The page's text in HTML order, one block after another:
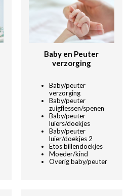
Baby en Peuter
verzorging
Baby/peuter
verzorging
Baby/peuter
zuigflessen/spenen
Baby/peuter
luiers/doekjes
Baby/peuter
luier/doekjes 2
Etos billendoekjes
Moeder/kind
Overig baby/peuter